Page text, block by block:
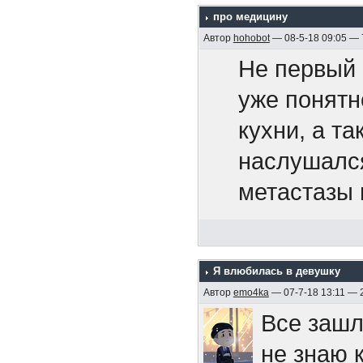
105-мм
После
четыре
был
двойную, с
правом
случаев
Припев.
И если
то не
себе мы
своей
Припев.
https://
-
и входят в
Боюсь,
поэтому
парте.
про медицину
Автор hohobot— 08-5-18 09:05 —
Не первый
уже
кухни, а
метастазы
У меня
ему
Я влюбилась в девушку
Автор emo4ka— 07-7-18 13:11 —
Все
не знаю